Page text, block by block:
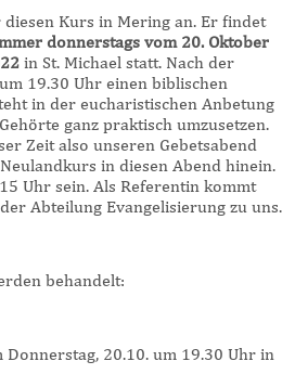
Kurs in Mering an. Er findet
donnerstags vom 20. Oktober
in St. Michael statt. Nach der
19.30 Uhr einen biblischen
in der eucharistischen Anbetung
ganz praktisch umzusetzen.
Zeit also unseren Gebetsabend
in diesen Abend hinein.
Uhr sein. Als Referentin kommt
Abteilung Evangelisierung zu uns.
behandelt:
Donnerstag, 20.10. um 19.30 Uhr in